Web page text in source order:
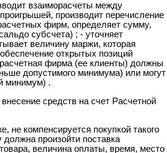
взаиморасчеты между
производит перечисление
фирм, определяет сумму,
субсчета) ; - уточняет
величину маржи, которая
открытых позиций
фирма (ее клиенты) должны
допустимого минимума) или могут
минимум) .
средств на счет Расчетной
компенсируется покупкой такого
произойти поставка
величина оплаты, время, место